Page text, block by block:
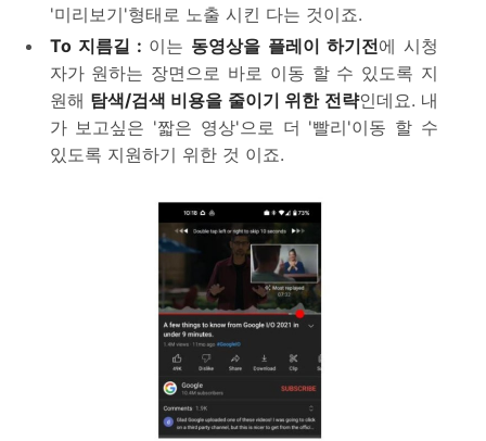
'미리보기'형태로 노출 시킨 다는 것이죠.
To 지름길 : 이는 동영상을 플레이 하기전에 시청
자가 원하는 장면으로 바로 이동 할 수 있도록 지
원해 탐색/검색 비용을 줄이기 위한 전략인데요. 내
가 보고싶은 '짧은 영상'으로 더 '빨리'이동 할 수
있도록 지원하기 위한 것 이죠.